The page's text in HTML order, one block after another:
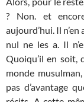
? Non. et
aujourd’hui. Il
nul ne les a. Il
Quoiqu’il en soit,
monde
pas d’avantage